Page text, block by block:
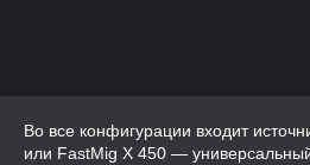
Во все конфигурации входит
или FastMig X 450 —